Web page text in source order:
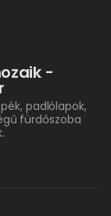
-
padlólapok,
fürdőszoba